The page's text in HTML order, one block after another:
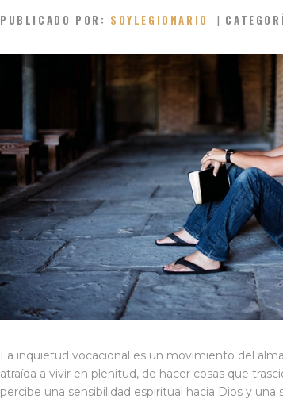
PUBLICADO POR: SOYLEGIONARIO
La inquietud vocacional es un movimiento del
atraída a vivir en plenitud, de hacer cosas que
percibe una sensibilidad espiritual hacia Dios y una